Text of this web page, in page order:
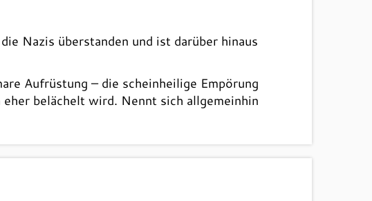
Nazis überstanden und ist darüber hinaus
Aufrüstung – die scheinheilige Empörung
belächelt wird. Nennt sich allgemeinhin